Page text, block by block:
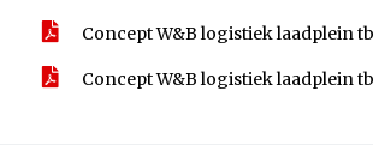
Concept W&B logistiek laadplein
Concept W&B logistiek laadplein